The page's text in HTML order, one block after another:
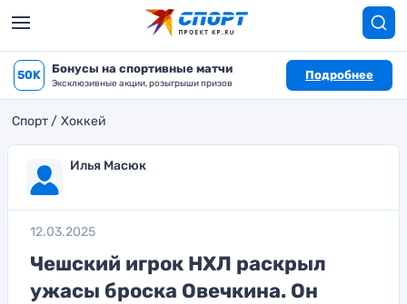
50K Бонусы на спортивные матчи
Эксклюзивные акции, розыгрыши призов
Подробнее
Спорт Хоккей
Илья Масюк
12.03.2025
Чешский игрок НХЛ раскрыл
ужасы броска Овечкина. Он